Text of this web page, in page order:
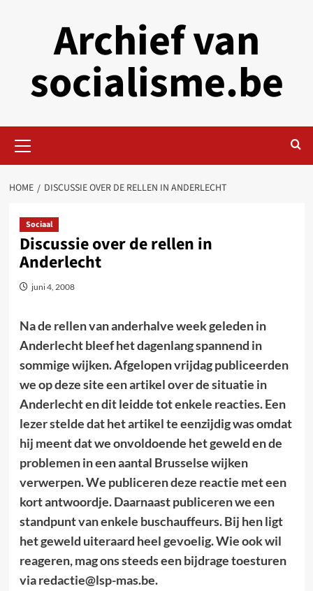
Archief van
socialisme.be
Menu
HOME DISCUSSIE OVER DE RELLEN IN ANDERLECHT
Sociaal
Discussie over de rellen in
Anderlecht
juni 4, 2008
Na de rellen van anderhalve week geleden in
Anderlecht bleef het dagenlang spannend in
sommige wijken. Afgelopen vrijdag publiceerden
we op deze site een artikel over de situatie in
Anderlecht en dit leidde tot enkele reacties. Een
lezer stelde dat het artikel te eenzijdig was omdat
hij meent dat we onvoldoende het geweld en de
problemen in een aantal Brusselse wijken
verwerpen. We publiceren deze reactie met een
kort antwoordje. Daarnaast publiceren we een
standpunt van enkele buschauffeurs. Bij hen ligt
het geweld uiteraard heel gevoelig. Wie ook wil
reageren, mag ons steeds een bijdrage toesturen
via redactie@lsp-mas.be.